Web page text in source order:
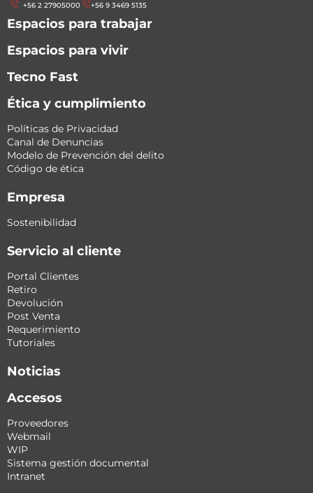
+56 2 27905000
+56 9 3469 5135
Espacios para trabajar
Espacios para vivir
Tecno Fast
Ética y cumplimiento
Políticas de Privacidad
Canal de Denuncias
Modelo de Prevención del delito
Código de ética
Empresa
Sostenibilidad
Servicio al cliente
Portal Clientes
Retiro
Devolución
Post Venta
Requerimiento
Tutoriales
Noticias
Accesos
Proveedores
Webmail
WIP
Sistema gestión documental
Intranet